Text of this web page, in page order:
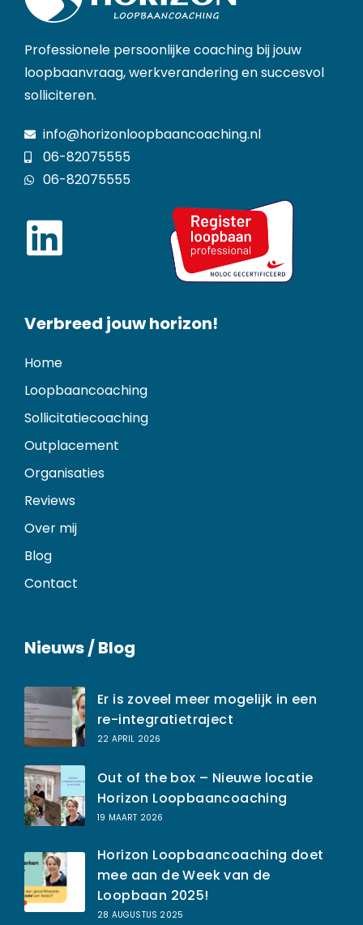
Professionele persoonlijke coaching bij jouw
loopbaanvraag, werkverandering en succesvol
solliciteren.
info@horizonloopbaancoaching.nl
06-82075555
06-82075555
Verbreed jouw horizon!
Home
Loopbaancoaching
Sollicitatiecoaching
Outplacement
Organisaties
Reviews
Over mij
Blog
Contact
Nieuws / Blog
Er is zoveel meer mogelijk in een
re-integratietraject
22 APRIL 2026
Out of the box – Nieuwe locatie
Horizon Loopbaancoaching
19 MAART 2026
Horizon Loopbaancoaching doet
mee aan de Week van de
Loopbaan 2025!
28 AUGUSTUS 2025